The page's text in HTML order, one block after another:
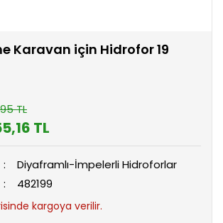
Karavan için Hidrofor 19
TL
TL
Diyaframlı-İmpelerli Hidroforlar
482199
kargoya verilir.